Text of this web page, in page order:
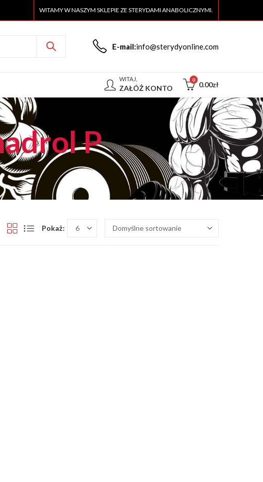
WITAMY W NASZYM SKLEPIE ZE STERYDAMI ANABOLICZNYMI.
E-mail:info@sterydyonline.com
WITAJ,
ZAŁÓŻ KONTO
0
0.00zł
P
Pokaż: